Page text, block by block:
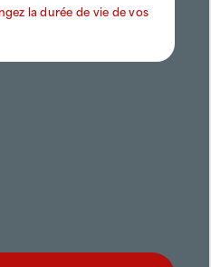
la durée de vie de vos